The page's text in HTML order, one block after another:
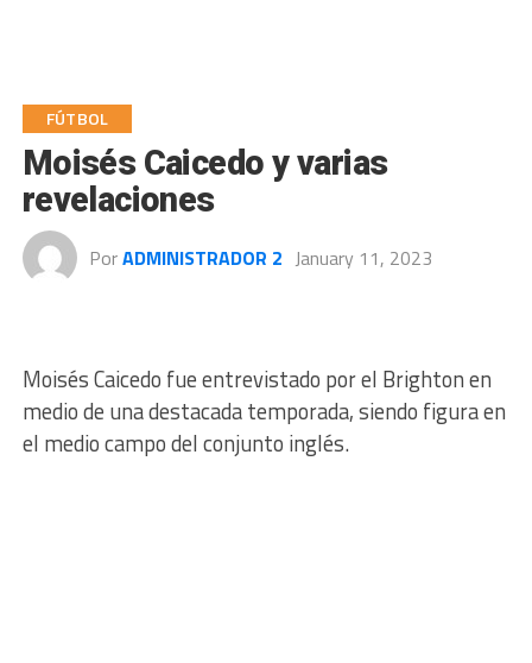
FÚTBOL
Moisés Caicedo y varias
revelaciones
PorADMINISTRADOR 2 January 11, 2023
Moisés Caicedo fue entrevistado por el Brighton en
medio de una destacada temporada, siendo figura en
el medio campo del conjunto inglés.